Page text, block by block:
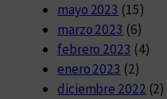
mayo 2023 (15)
marzo 2023 (6)
febrero 2023 (4)
enero 2023 (2)
diciembre 2022 (2)